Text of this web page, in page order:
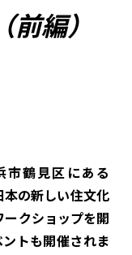
編）
市鶴見区にある
の新しい住文化
クショップを開
トも開催されま